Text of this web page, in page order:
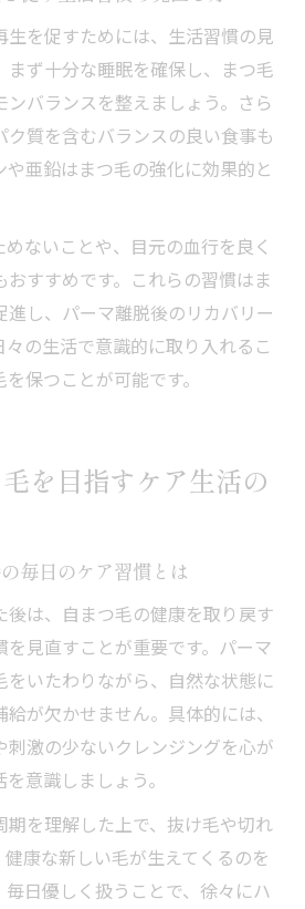
生を促すためには、生活習慣の見
まず十分な睡眠を確保し、まつ毛
バランスを整えましょう。さら
ク質を含むバランスの良い食事も
亜鉛はまつ毛の強化に効果的と
ないことや、目元の血行を良く
すすめです。これらの習慣はま
進し、パーマ離脱後のリカバリー
の生活で意識的に取り入れるこ
保つことが可能です。
を目指すケア生活の
毎日のケア習慣とは
後は、自まつ毛の健康を取り戻す
を見直すことが重要です。パーマ
をいたわりながら、自然な状態に
が欠かせません。具体的には、
刺激の少ないクレンジングを心が
意識しましょう。
期を理解した上で、抜け毛や切れ
康な新しい毛が生えてくるのを
日優しく扱うことで、徐々にハ